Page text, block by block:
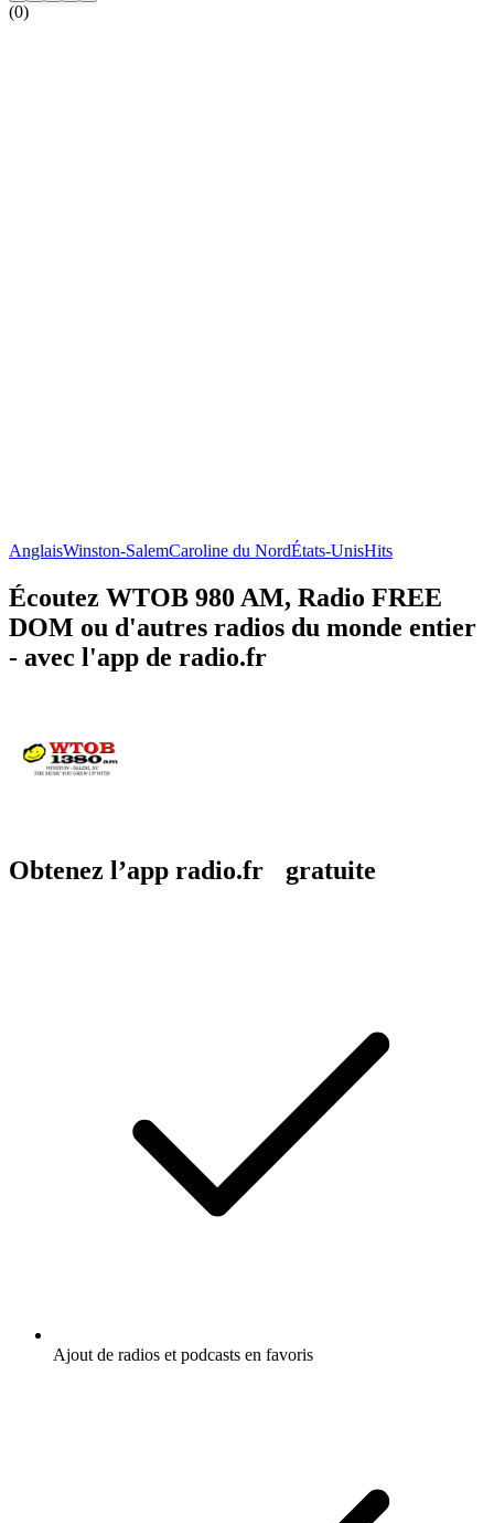
(0)
AnglaisWinston-SalemCaroline du NordÉtats-UnisHits
Écoutez WTOB 980 AM, Radio FREE
DOM ou d'autres radios du monde entier
- avec l'app de radio.fr
Obtenez l’app radio.fr gratuite
Ajout de radios et podcasts en favoris